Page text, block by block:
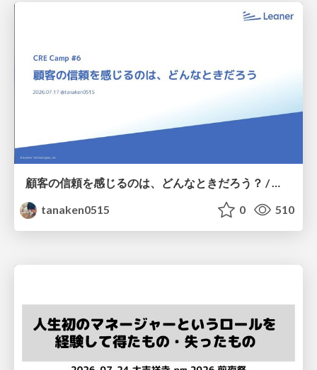
顧客の信頼を感じるのは、どんなときだろう？ / When do you feel a customer's trust?
tanaken0515
0 510